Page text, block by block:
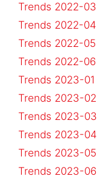
Trends 2022-03
Trends 2022-04
Trends 2022-05
Trends 2022-06
Trends 2023-01
Trends 2023-02
Trends 2023-03
Trends 2023-04
Trends 2023-05
Trends 2023-06